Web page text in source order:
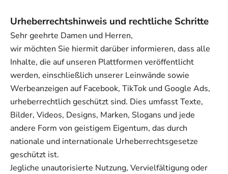
Urheberrechtshinweis und rechtliche Schritte
Sehr geehrte Damen und Herren,
wir möchten Sie hiermit darüber informieren, dass alle
Inhalte, die auf unseren Plattformen veröffentlicht
werden, einschließlich unserer Leinwände sowie
Werbeanzeigen auf Facebook, TikTok und Google Ads,
urheberrechtlich geschützt sind. Dies umfasst Texte,
Bilder, Videos, Designs, Marken, Slogans und jede
andere Form von geistigem Eigentum, das durch
nationale und internationale Urheberrechtsgesetze
geschützt ist.
Jegliche unautorisierte Nutzung, Vervielfältigung oder